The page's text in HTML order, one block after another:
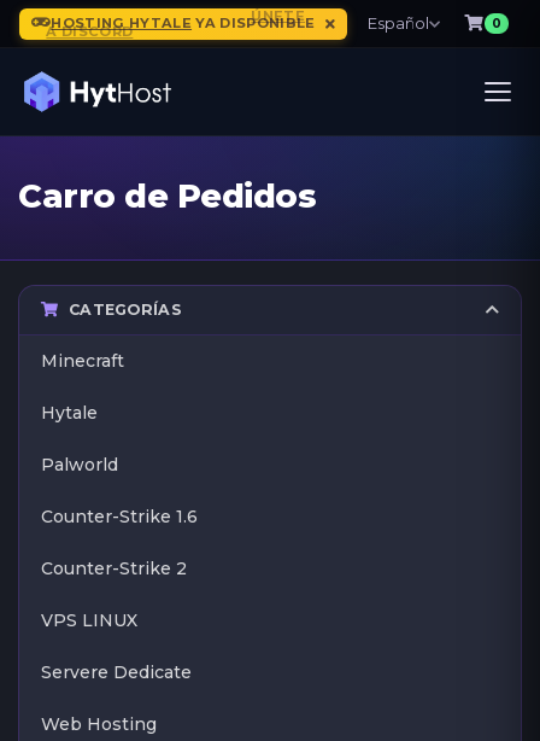
HOSTING HYTALE YA DISPONIBLE Español 0
Carro de Pedidos
CATEGORÍAS
Minecraft
Hytale
Palworld
Counter-Strike 1.6
Counter-Strike 2
VPS LINUX
Servere Dedicate
Web Hosting